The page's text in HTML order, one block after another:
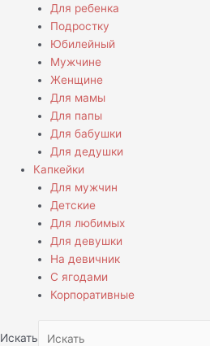
Для ребенка
Подростку
Юбилейный
Мужчине
Женщине
Для мамы
Для папы
Для бабушки
Для дедушки
Капкейки
Для мужчин
Детские
Для любимых
Для девушки
На девичник
С ягодами
Корпоративные
Искать